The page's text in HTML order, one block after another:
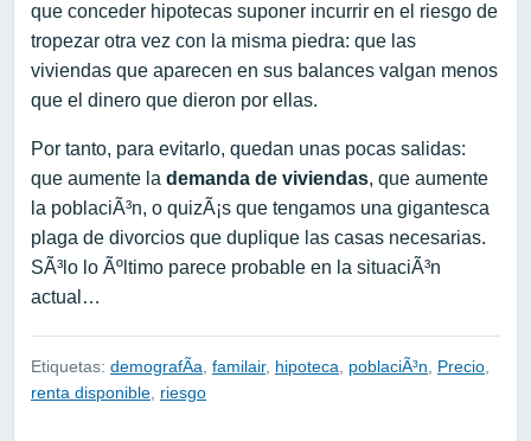
que conceder hipotecas suponer incurrir en el riesgo de
tropezar otra vez con la misma piedra: que las
viviendas que aparecen en sus balances valgan menos
que el dinero que dieron por ellas.
Por tanto, para evitarlo, quedan unas pocas salidas:
que aumente la demanda de viviendas, que aumente
la poblaciÃ³n, o quizÃ¡s que tengamos una gigantesca
plaga de divorcios que duplique las casas necesarias.
SÃ³lo lo Ãºltimo parece probable en la situaciÃ³n
actual…
Etiquetas: demografÃ­a familair, hipoteca poblaciÃ³n Precio
renta disponible riesgo